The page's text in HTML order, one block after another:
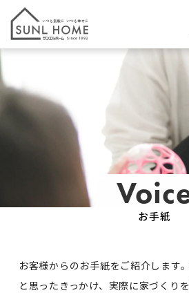
お手紙
お客様からのお手紙をご紹介します
と思ったきっかけ、実際に家づくり